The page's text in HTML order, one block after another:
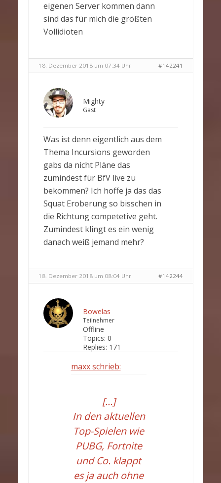
eigenen Server kommen dann
sind das für mich die größten
Vollidioten
18. Dezember 2018 um 07:34 Uhr #142241
Mighty
Gast
Was ist denn eigentlich aus dem
Thema Incursions geworden
gabs da nicht Pläne das
zumindest für BfV live zu
bekommen? Ich hoffe ja das das
Squat Eroberung so bisschen in
die Richtung competetive geht.
Zumindest klingt es ein wenig
danach weiß jemand mehr?
18. Dezember 2018 um 08:04 Uhr #142244
Bowelas
Teilnehmer
Offline
Topics: 0
Replies: 171
maxx schrieb:
[…]
In den aktuellen
Top-Spielen wie
PUBG, Fortnite
und Co. klappt
es ja auch ohne